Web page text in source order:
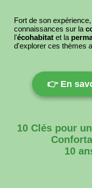
Fort de son
connaissances sur la
l'écohabitat et la
d'explorer ces thèmes
👉 En
10 Clés pour
10